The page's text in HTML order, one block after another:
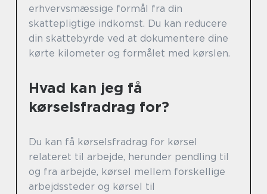
erhvervsmæssige formål fra din
skattepligtige indkomst. Du kan reducere
din skattebyrde ved at dokumentere dine
kørte kilometer og formålet med kørslen.
Hvad kan jeg få
kørselsfradrag for?
Du kan få kørselsfradrag for kørsel
relateret til arbejde, herunder pendling til
og fra arbejde, kørsel mellem forskellige
arbejdssteder og kørsel til